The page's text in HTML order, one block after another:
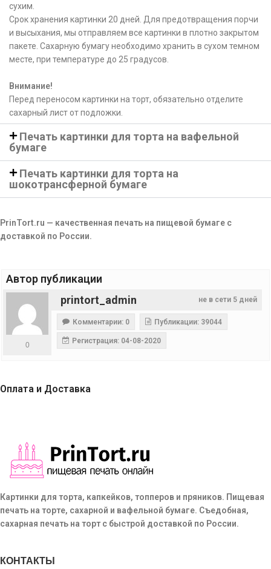
сухим.
Срок хранения картинки 20 дней. Для предотвращения порчи
и высыхания, мы отправляем все картинки в плотно закрытом
пакете. Сахарную бумагу необходимо хранить в сухом темном
месте, при температуре до 25 градусов.
Внимание!
Перед переносом картинки на торт, обязательно отделите
сахарный лист от подложки.
Печать картинки для торта на вафельной
бумаге
Печать картинки для торта на
шокотрансферной бумаге
PrinTort.ru — качественная печать на пищевой бумаге с
доставкой по России.
Автор публикации
не в сети 5 дней
printort_admin
0
Комментарии: 0 Публикации: 39044
Регистрация: 04-08-2020
Оплата и Доставка
Картинки для торта, капкейков, топперов и пряников. Пищевая
печать на торте, сахарной и вафельной бумаге. Съедобная,
сахарная печать на торт с быстрой доставкой по России.
КОНТАКТЫ